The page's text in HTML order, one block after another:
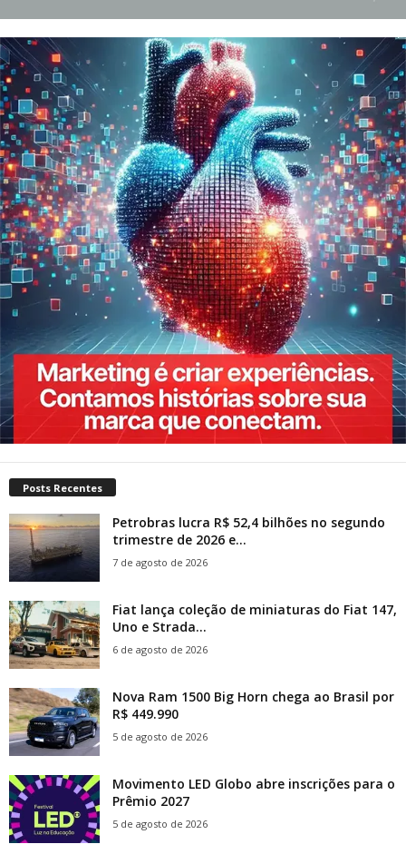
Posts Recentes
Petrobras lucra R$ 52,4 bilhões no segundo
trimestre de 2026 e...
7 de agosto de 2026
Fiat lança coleção de miniaturas do Fiat 147,
Uno e Strada...
6 de agosto de 2026
Nova Ram 1500 Big Horn chega ao Brasil por
R$ 449.990
5 de agosto de 2026
Movimento LED Globo abre inscrições para o
Prêmio 2027
5 de agosto de 2026